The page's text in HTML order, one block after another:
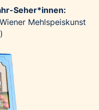
Seher*innen:
Mehlspeiskunst